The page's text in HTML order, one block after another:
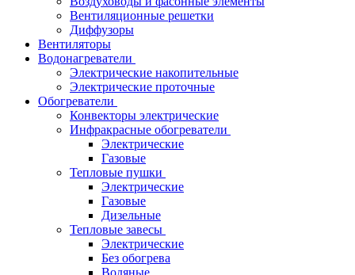
Вентиляционные решетки
Диффузоры
Вентиляторы
Водонагреватели
Электрические накопительные
Электрические проточные
Обогреватели
Конвекторы электрические
Инфракрасные обогреватели
Электрические
Газовые
Тепловые пушки
Электрические
Газовые
Дизельные
Тепловые завесы
Электрические
Без обогрева
Водяные